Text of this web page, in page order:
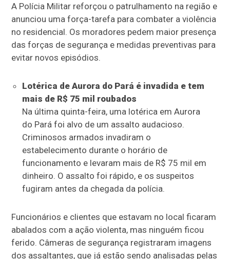
A Polícia Militar reforçou o patrulhamento na região e
anunciou uma força-tarefa para combater a violência
no residencial. Os moradores pedem maior presença
das forças de segurança e medidas preventivas para
evitar novos episódios.
Lotérica de Aurora do Pará é invadida e tem
mais de R$ 75 mil roubados
Na última quinta-feira, uma lotérica em Aurora
do Pará foi alvo de um assalto audacioso.
Criminosos armados invadiram o
estabelecimento durante o horário de
funcionamento e levaram mais de R$ 75 mil em
dinheiro. O assalto foi rápido, e os suspeitos
fugiram antes da chegada da polícia.
Funcionários e clientes que estavam no local ficaram
abalados com a ação violenta, mas ninguém ficou
ferido. Câmeras de segurança registraram imagens
dos assaltantes, que já estão sendo analisadas pelas